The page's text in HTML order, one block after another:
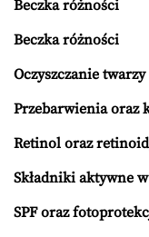
Beczka różności
Beczka różności
Oczyszczanie twarzy
Przebarwienia oraz
Retinol oraz
Składniki aktywne
SPF oraz